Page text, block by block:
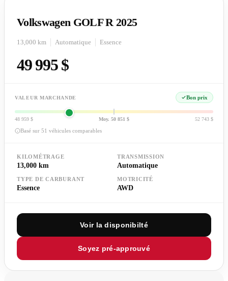
Volkswagen GOLF R 2025
13,000 km Automatique Essence
49 995 $
VALEUR MARCHANDE Bon prix
48 959 $ Moy. 50 851 $ 52 743 $
Basé sur 51 véhicules comparables
KILOMÉTRAGE
13,000 km
TRANSMISSION
Automatique
TYPE DE CARBURANT
Essence
MOTRICITÉ
AWD
Voir la disponibilté
Soyez pré-approuvé